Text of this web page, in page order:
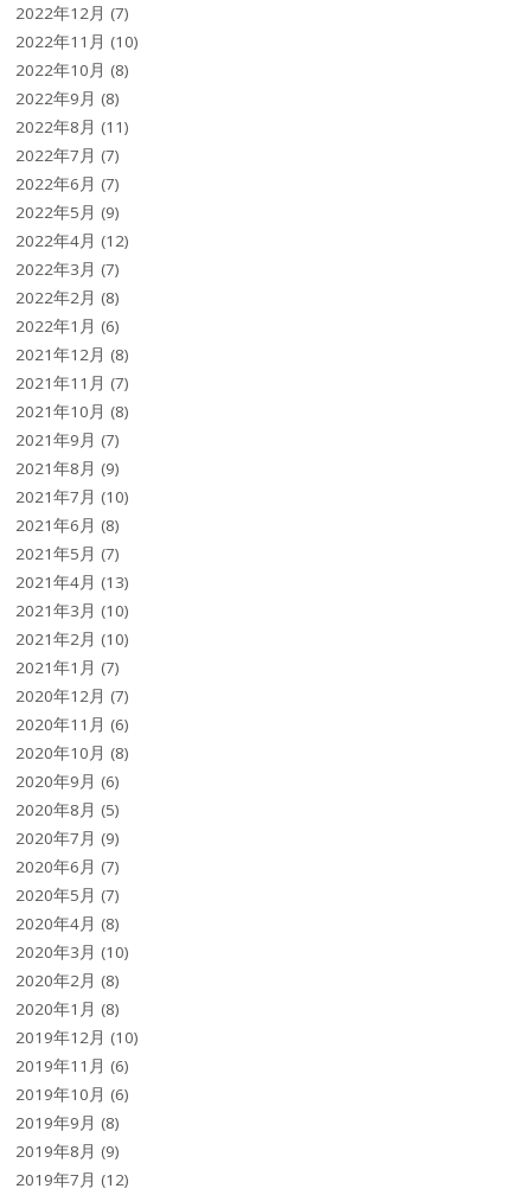
2022年12月 (7)
2022年11月 (10)
2022年10月 (8)
2022年9月 (8)
2022年8月 (11)
2022年7月 (7)
2022年6月 (7)
2022年5月 (9)
2022年4月 (12)
2022年3月 (7)
2022年2月 (8)
2022年1月 (6)
2021年12月 (8)
2021年11月 (7)
2021年10月 (8)
2021年9月 (7)
2021年8月 (9)
2021年7月 (10)
2021年6月 (8)
2021年5月 (7)
2021年4月 (13)
2021年3月 (10)
2021年2月 (10)
2021年1月 (7)
2020年12月 (7)
2020年11月 (6)
2020年10月 (8)
2020年9月 (6)
2020年8月 (5)
2020年7月 (9)
2020年6月 (7)
2020年5月 (7)
2020年4月 (8)
2020年3月 (10)
2020年2月 (8)
2020年1月 (8)
2019年12月 (10)
2019年11月 (6)
2019年10月 (6)
2019年9月 (8)
2019年8月 (9)
2019年7月 (12)